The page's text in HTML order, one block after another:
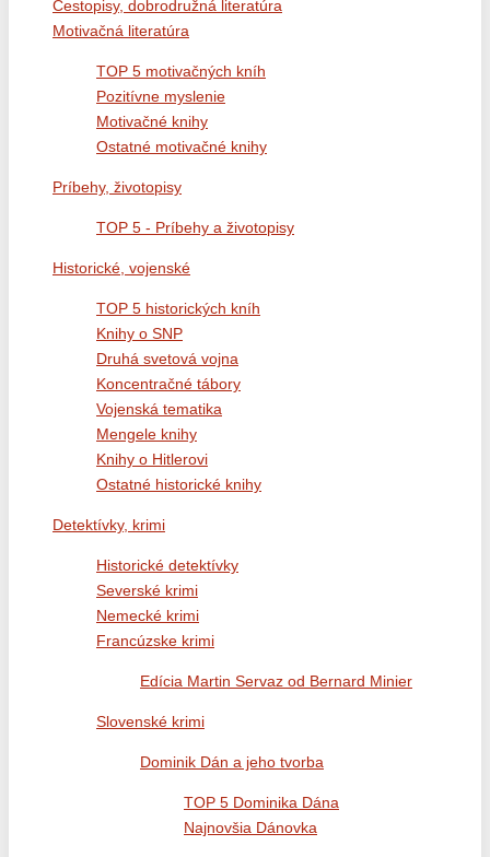
Cestopisy, dobrodružná literatúra
Motivačná literatúra
TOP 5 motivačných kníh
Pozitívne myslenie
Motivačné knihy
Ostatné motivačné knihy
Príbehy, životopisy
TOP 5 - Príbehy a životopisy
Historické, vojenské
TOP 5 historických kníh
Knihy o SNP
Druhá svetová vojna
Koncentračné tábory
Vojenská tematika
Mengele knihy
Knihy o Hitlerovi
Ostatné historické knihy
Detektívky, krimi
Historické detektívky
Severské krimi
Nemecké krimi
Francúzske krimi
Edícia Martin Servaz od Bernard Minier
Slovenské krimi
Dominik Dán a jeho tvorba
TOP 5 Dominika Dána
Najnovšia Dánovka